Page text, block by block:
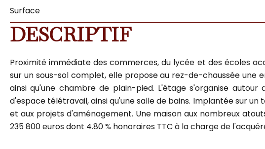
Surface
DESCRIPTIF
Proximité immédiate des commerces, du lycée et des écoles
sur un sous-sol complet, elle propose au rez-de-chaussée une
ainsi qu'une chambre de plain-pied. L'étage s'organise
d'espace télétravail, ainsi qu'une salle de bains. Implantée sur
et aux projets d'aménagement. Une maison aux nombreux
235 800 euros dont 4.80 % honoraires TTC à la charge de